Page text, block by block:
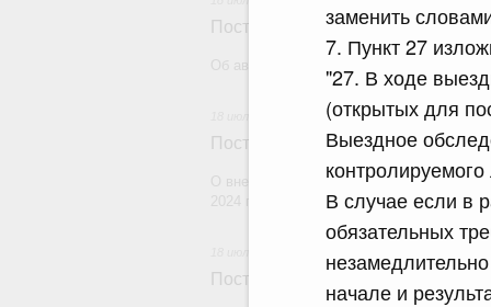
заменить
7. Пункт 27
"27. В ходе
(открытых для
Выездное
В случае если в
обязательных
начале и
Постановление Правительства
Постановление Правительства
О внесении изменения в постановление
Постановление Правительства